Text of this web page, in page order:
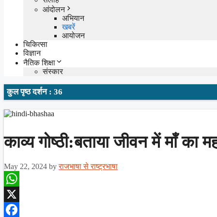
आंदोलन
अभियान
खबरें
आयोजन
चिकित्सा
विज्ञान
नैतिक शिक्षा
संस्कार
कुल पृष्ठ दर्शन : 36
काव्य गोष्ठी:बताया जीवन में माँ का
May 22, 2024 byराजभाषा से राष्ट्रभाषा
WhatsApp
X